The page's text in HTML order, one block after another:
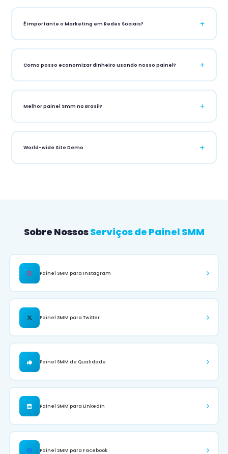
suporte ao cliente.
É importante o Marketing em Redes Sociais?
Como posso economizar dinheiro usando nosso painel?
Melhor painel Smm no Brasil?
World-wide Site Demo
Sobre NossosServiços de Painel SMM
Painel SMM para Instagram
Painel SMM para Twitter
Painel SMM de Qualidade
Painel SMM para LinkedIn
Painel SMM para Facebook